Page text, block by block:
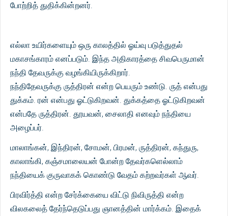
போற்றித் துதிக்கின்றனர்.
எல்லா உயிர்களையும் ஒரு காலத்தில் ஓய்வு படுத்துதல்
மகாசங்காரம் எனப்படும். இந்த அதிகாரத்தை சிவபெருமான்
நந்தி தேவருக்கு வழங்கியிருக்கிறார்.
நந்திதேவருக்கு ருத்திரன் என்ற பெயரும் உண்டு. ருத் என்பது
துக்கம். ரன் என்பது ஓட்டுகிறவன். துக்கத்தை ஓட்டுகிறவன்
என்பதே ருத்திரன். தூயவன், சைலாதி எனவும் நந்தியை
அழைப்பர்.
மாலாங்கன், இந்திரன், சோமன், பிரமன், ருத்திரன், கந்துரு,
காலாங்கி, கஞ்சமாலையன் போன்ற தேவர்களெல்லாம்
நந்தியைக் குருவாகக் கொண்டு வேதம் கற்றவர்கள் ஆவர்.
பிரவிர்த்தி என்ற சேர்க்கையை விட்டு நிவிருத்தி என்ற
விலகலைத் தேர்ந்தெடுப்பது ஞானத்தின் மார்க்கம். இதைக்